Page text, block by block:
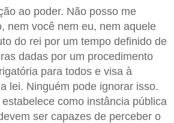
ao poder. Não posso me
nem você nem eu, nem aquele
do rei por um tempo definido de
dadas por um procedimento
para todos e visa à
lei. Ninguém pode ignorar isso.
como instância pública
ser capazes de perceber o